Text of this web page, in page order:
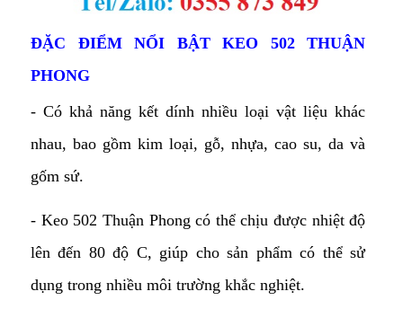
ĐẶC ĐIỂM NỔI BẬT KEO 502 THUẬN
PHONG
- Có khả năng kết dính nhiều loại vật liệu khác
nhau, bao gồm kim loại, gỗ, nhựa, cao su, da và
gốm sứ.
- Keo 502 Thuận Phong có thể chịu được nhiệt độ
lên đến 80 độ C, giúp cho sản phẩm có thể sử
dụng trong nhiều môi trường khắc nghiệt.